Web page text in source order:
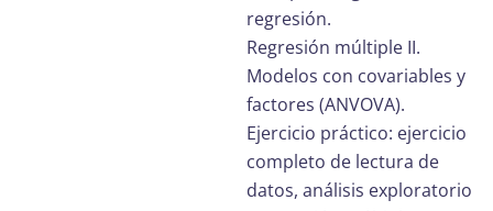
regresión.
Regresión múltiple II.
Modelos con covariables y
factores (ANVOVA).
Ejercicio práctico: ejercicio
completo de lectura de
datos, análisis exploratorio